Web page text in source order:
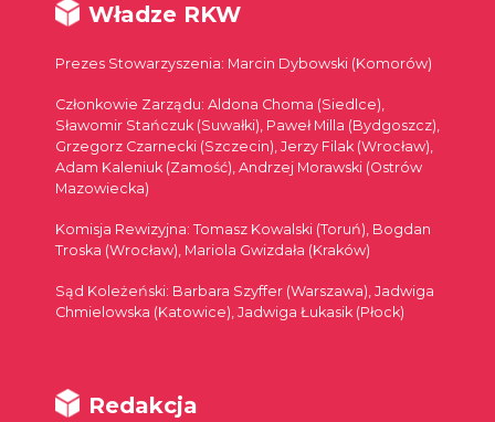
Władze RKW
Prezes Stowarzyszenia: Marcin Dybowski (Komorów)
Członkowie Zarządu: Aldona Choma (Siedlce),
Sławomir Stańczuk (Suwałki), Paweł Milla (Bydgoszcz),
Grzegorz Czarnecki (Szczecin), Jerzy Filak (Wrocław),
Adam Kaleniuk (Zamość), Andrzej Morawski (Ostrów
Mazowiecka)
Komisja Rewizyjna: Tomasz Kowalski (Toruń), Bogdan
Troska (Wrocław), Mariola Gwizdała (Kraków)
Sąd Koleżeński: Barbara Szyffer (Warszawa), Jadwiga
Chmielowska (Katowice), Jadwiga Łukasik (Płock)
Redakcja